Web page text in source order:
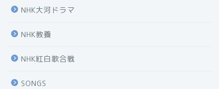
NHK大河ドラマ
NHK教養
NHK紅白歌合戦
SONGS